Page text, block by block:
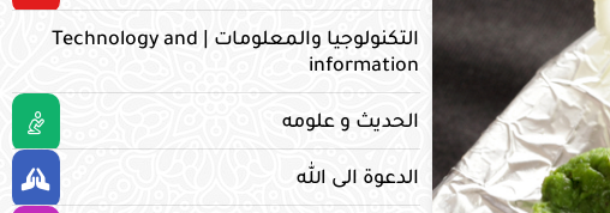
التكنولوجيا والمعلومات | Technology and
information
الحديث و علومه
الدعوة الى الله